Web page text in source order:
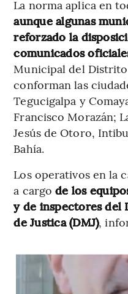
La norma aplica en
aunque algunas
reforzado la
comunicados
Municipal del
conforman las
Tegucigalpa y
Francisco Morazán;
Jesús de Otoro,
Bahía.
Los operativos en la
a cargode los
y de inspectores del
de Justica (DMJ),